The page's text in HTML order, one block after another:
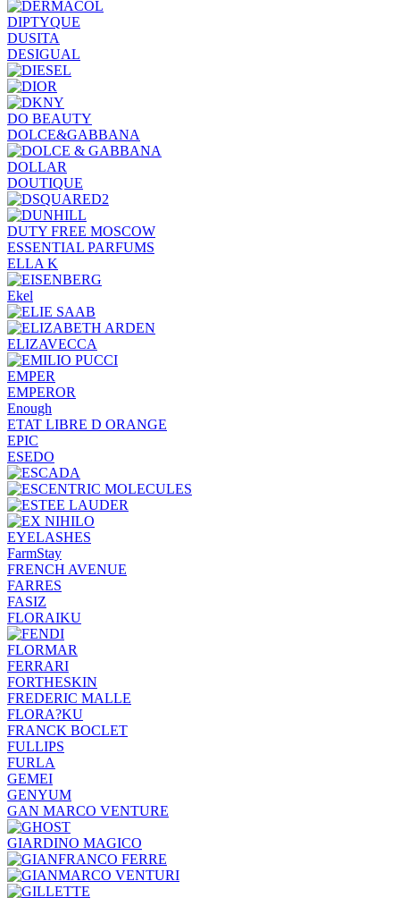
DIPTYQUE
DUSITA
DESIGUAL
DO BEAUTY
DOLCE&GABBANA
DOLLAR
DOUTIQUE
DUTY FREE MOSCOW
ESSENTIAL PARFUMS
ELLA K
Ekel
ELIZAVECCA
EMPER
EMPEROR
Enough
ETAT LIBRE D ORANGE
EPIC
ESEDO
EYELASHES
FarmStay
FRENCH AVENUE
FARRES
FASIZ
FLORAIKU
FLORMAR
FERRARI
FORTHESKIN
FREDERIC MALLE
FLORA?KU
FRANCK BOCLET
FULLIPS
FURLA
GEMEI
GENYUM
GAN MARCO VENTURE
GIARDINO MAGICO